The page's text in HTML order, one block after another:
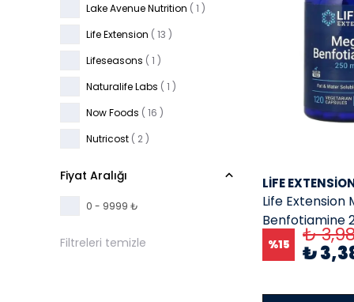
Lake Avenue Nutrition ( 1 )
Life Extension ( 13 )
Lifeseasons ( 1 )
Naturalife Labs ( 1 )
Now Foods ( 16 )
Nutricost ( 2 )
Fiyat Aralığı
0 - 9999 ₺
Filtreleri temizle
LIFE
Life Extension
Benfotiamine
Veggie Kapsül
%15 ₺
₺